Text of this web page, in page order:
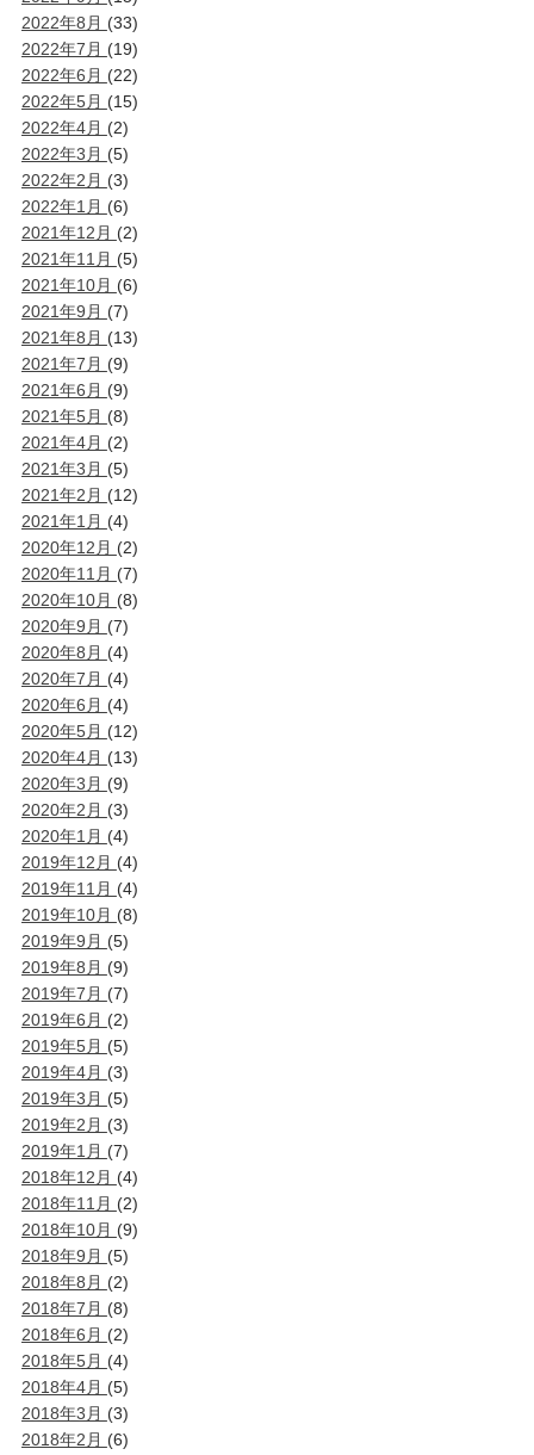
2022年8月 (33)
2022年7月 (19)
2022年6月 (22)
2022年5月 (15)
2022年4月 (2)
2022年3月 (5)
2022年2月 (3)
2022年1月 (6)
2021年12月 (2)
2021年11月 (5)
2021年10月 (6)
2021年9月 (7)
2021年8月 (13)
2021年7月 (9)
2021年6月 (9)
2021年5月 (8)
2021年4月 (2)
2021年3月 (5)
2021年2月 (12)
2021年1月 (4)
2020年12月 (2)
2020年11月 (7)
2020年10月 (8)
2020年9月 (7)
2020年8月 (4)
2020年7月 (4)
2020年6月 (4)
2020年5月 (12)
2020年4月 (13)
2020年3月 (9)
2020年2月 (3)
2020年1月 (4)
2019年12月 (4)
2019年11月 (4)
2019年10月 (8)
2019年9月 (5)
2019年8月 (9)
2019年7月 (7)
2019年6月 (2)
2019年5月 (5)
2019年4月 (3)
2019年3月 (5)
2019年2月 (3)
2019年1月 (7)
2018年12月 (4)
2018年11月 (2)
2018年10月 (9)
2018年9月 (5)
2018年8月 (2)
2018年7月 (8)
2018年6月 (2)
2018年5月 (4)
2018年4月 (5)
2018年3月 (3)
2018年2月 (6)